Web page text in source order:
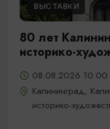
ВЫСТАВКИ
80 лет
историко-
08.08.2026 10:00
Калининград,
историко-